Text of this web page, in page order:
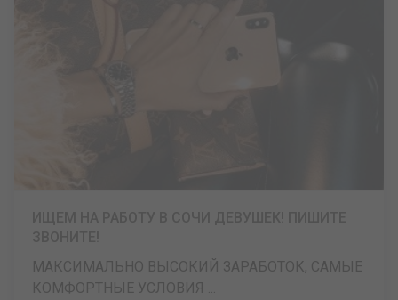
МАКСИМАЛЬНО ВЫСОКИЙ ЗАРАБОТОК, САМЫЕ
КОМФОРТНЫЕ УСЛОВИЯ ...